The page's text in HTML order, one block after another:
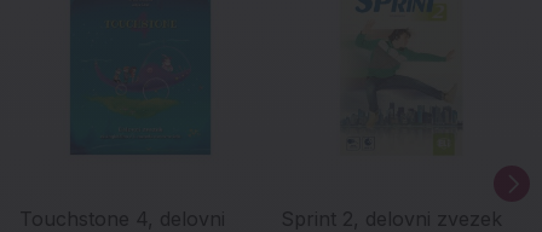
Touchstone 4, delovni
Sprint 2, delovni zvezek